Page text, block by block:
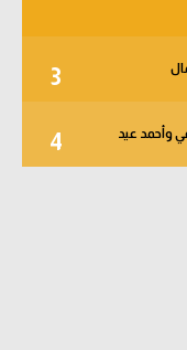
3
4 وأحمد عيد